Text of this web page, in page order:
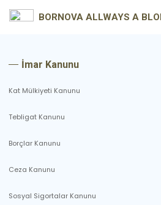
BORNOVA ALLWAYS A
İmar Kanunu
Kat Mülkiyeti Kanunu
Tebligat Kanunu
Borçlar Kanunu
Ceza Kanunu
Sosyal Sigortalar Kanunu